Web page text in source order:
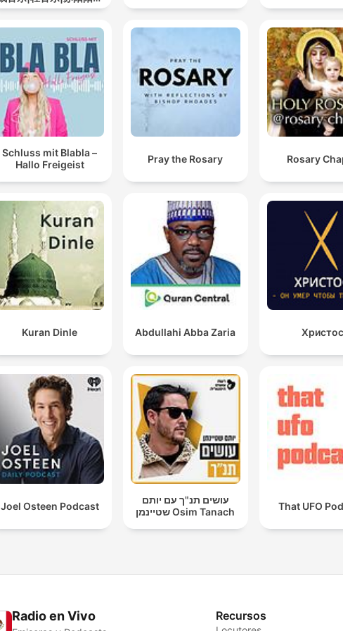
道
Schluss mit Blabla –
Hallo Freigeist
Pray the Rosary Rosary
Kuran Dinle Abdullahi Abba Zaria Христос
Joel Osteen Podcast
עושים תנ"ך עם יותם
שטיינמן Osim Tanach
That UFO
Radio en Vivo Recursos